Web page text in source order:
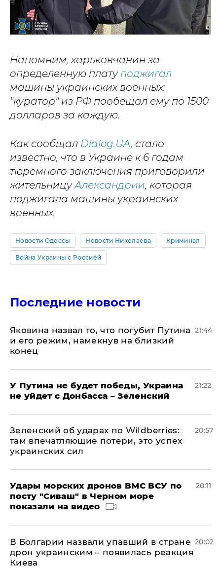
Напомним, харьковчанин за
определенную платуподжигал
машины украинских военных:
"куратор" из РФ пообещал ему по 1500
долларов за каждую.
Как сообщал Dialog.UA, стало
известно, что в Украине к 6 годам
тюремного заключения приговорили
жительницуАлександрии, которая
поджигала машины украинских
военных.
Новости Одессы Новости Николаева Криминал
Война Украины с Россией
Последние новости
Яковина назвал то, что погубит Путина
и его режим, намекнув на близкий
конец
21:44
У Путина не будет победы, Украина
не уйдет с Донбасса – Зеленский
21:22
Зеленский об ударах по Wildberries:
там впечатляющие потери, это успех
украинских сил
20:57
Удары морских дронов ВМС ВСУ по
посту "Сиваш" в Черном море
показали на видео
20:11
В Болгарии назвали упавший в стране
дрон украинским – появилась реакция
Киева
20:02